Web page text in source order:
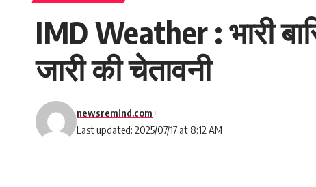
IMD Weather : भारी
जारी की चेतावनी
Last updated: 2025/07/17 at 8:12 AM
newsremind.com